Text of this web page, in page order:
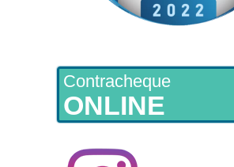
Contracheque
ONLINE